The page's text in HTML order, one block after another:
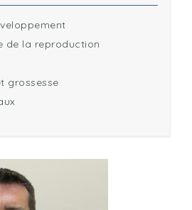
de la reproduction
grossesse